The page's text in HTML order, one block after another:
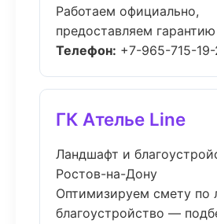
Работаем официально,
предоставляем
Телефон: +7-965-715-
ГК Ателье Line
Ландшафт и
Ростов-на-Дону
Оптимизируем смету по
благоустройство —